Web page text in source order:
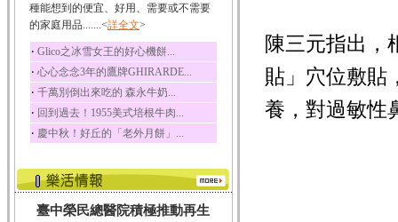
荔枝性質溫和所含的營
養素有醣類、檸檬酸...
五味子
五味子性質溫熱所含營
養成分有揮發油、檸...
草魚
草魚含有維生素A、維生
素C、及豐富的蛋白...
種能想到的便宜、好用、需要或不需要
的家庭用品.......<詳全文>
‧ Glico之冰雪女王的好心機餅...
‧ 心心念念3年的鷹牌GHIRARDE...
‧ 千萬別倒出來吃的 森永牛奶...
‧ 回到過去！1955美式培根牛肉...
‧ 慶中秋！好丘的「老外月餅」...
臺中榮民總醫院積極推動再生
陳三元指出，
貼」穴位敷貼
養，對過敏性